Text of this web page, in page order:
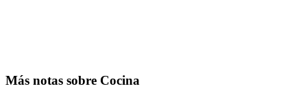
Más notas sobre Cocina